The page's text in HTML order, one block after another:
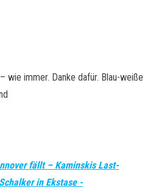
wie immer. Danke dafür. Blau-weiße
fällt – Kaminskis Last-
in Ekstase -